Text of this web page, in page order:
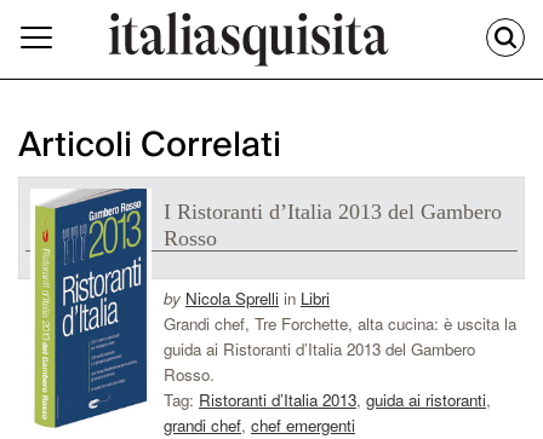
Articoli Correlati
I Ristoranti d’Italia 2013 del Gambero
Rosso
by Nicola Sprelli in Libri
Grandi chef, Tre Forchette, alta cucina: è uscita la
guida ai Ristoranti d’Italia 2013 del Gambero
Rosso.
Tag: Ristoranti d’Italia 2013, guida ai ristoranti,
grandi chef, chef emergenti